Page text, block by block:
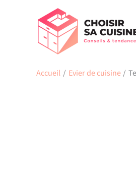
Accueil Evier de cuisine